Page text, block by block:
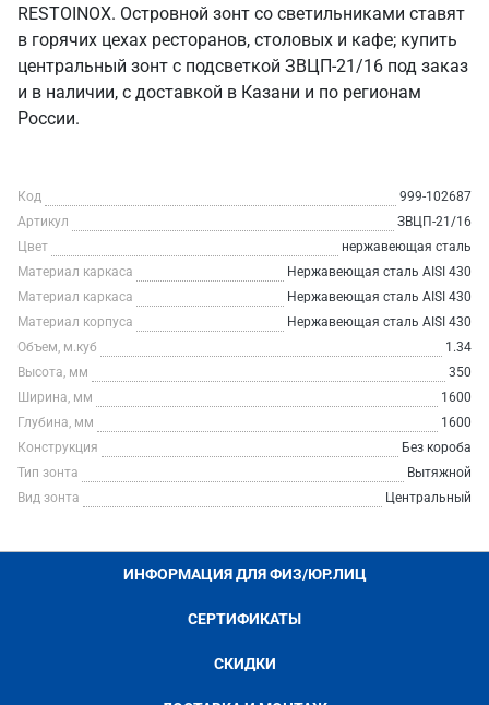
RESTOINOX. Островной зонт со светильниками ставят
в горячих цехах ресторанов, столовых и кафе; купить
центральный зонт с подсветкой ЗВЦП-21/16 под заказ
и в наличии, с доставкой в Казани и по регионам
России.
Код
999-102687
Артикул
ЗВЦП-21/16
Цвет
нержавеющая сталь
Материал каркаса
Нержавеющая сталь AISI 430
Материал каркаса
Нержавеющая сталь AISI 430
Материал корпуса
Нержавеющая сталь AISI 430
Объем, м.куб
1.34
Высота, мм
350
Ширина, мм
1600
Глубина, мм
1600
Конструкция
Без короба
Тип зонта
Вытяжной
Вид зонта
Центральный
ИНФОРМАЦИЯ ДЛЯ ФИЗ/ЮР.ЛИЦ
СЕРТИФИКАТЫ
СКИДКИ